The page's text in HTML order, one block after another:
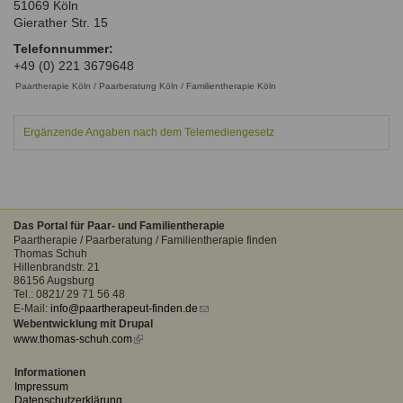
Qualitätssicherung
Qualität unserer Therapeuten
Familienthemen
Systemischer Ansatz
Ausbildungsinstitute
Information über Qualifikation
Liste der Fachverbände
vergessen?
Anmelden
Sitemap
Links
Formular zur Registrierung
51069 Köln
Gierather Str. 15
Telefonnummer:
+49 (0) 221 3679648
Paartherapie Köln / Paarberatung Köln / Familientherapie Köln
Ergänzende Angaben nach dem Telemediengesetz
Das Portal für Paar- und Familientherapie
Paartherapie / Paarberatung / Familientherapie finden
Thomas Schuh
Hillenbrandstr. 21
86156 Augsburg
Tel.: 0821/ 29 71 56 48
E-Mail: info@paartherapeut-finden.de (link
Webentwicklung mit Drupal
www.thomas-schuh.com(link
Informationen
Impressum
Datenschutzerklärung